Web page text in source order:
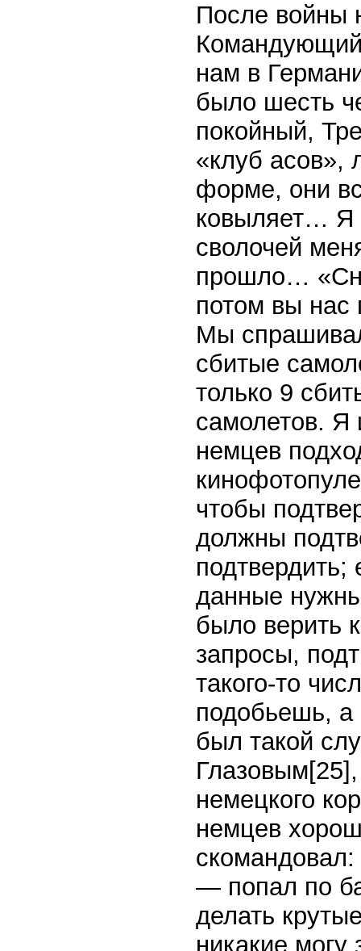
После войны
Командующий
нам в
было шесть
покойный,
«клуб асов»,
форме, они
ковыляет… Я
сволочей
прошло…
потом вы
Мы
сбитые
только 9
самолетов. Я
немцев
чтобы
должны
подтвердить;
данные
было верить
запросы,
такого-то
подобьешь, а
был такой
Глазовым[25]
немецкого
немцев
— попал по
делать
никакие могу